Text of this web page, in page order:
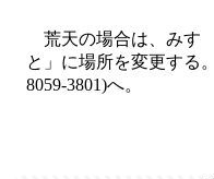
荒天の場合は、みす
と」に場所を変更する
8059-3801)へ。